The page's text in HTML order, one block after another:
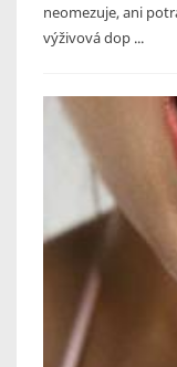
neomezuje, ani
výživová dop ...